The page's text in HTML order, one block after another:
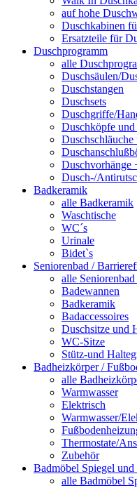
auf hohe
Duschkabinen
Ersatzteile für
Duschprogramm
alle
Duschsäulen/
Duschstangen
Duschsets
Duschgriffe/
Duschköpfe
Duschvorhänge
Dusch-/
Badkeramik
alle Badkeramik
Waschtische
WC´s
Urinale
Bidet`s
Seniorenbad /
alle
Badewannen
Badkeramik
Badaccessoires
Duschsitze und
WC-Sitze
Stütz-und
Badheizkörper /
alle
Warmwasser
Elektrisch
Warmwasser/
Thermostate/
Zubehör
Badmöbel Spiegel
alle Badmöbel